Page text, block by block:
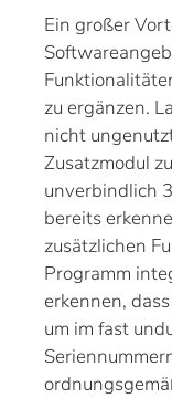
Ein großer
zu ergänzen.
nicht
Zusatzmodul
unverbindlich
bereits
zusätzlichen
Programm
erkennen,
um im fast